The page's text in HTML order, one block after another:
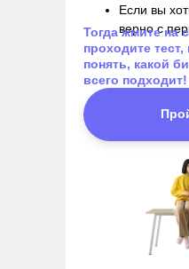
Если вы
верно с
Тогда жмите на
проходите
понять, какой
всего подходит!